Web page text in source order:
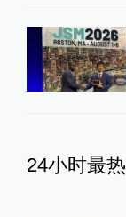
24小时最热